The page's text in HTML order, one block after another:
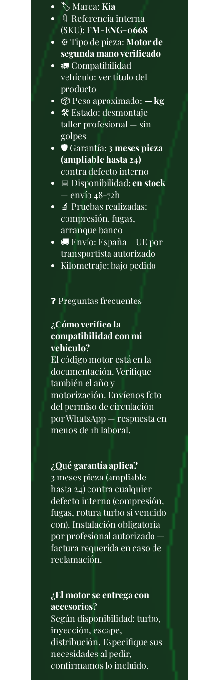
🏷️ Marca: Kia
🔖 Referencia interna
(SKU): FM-ENG-0668
⚙️ Tipo de pieza: Motor de
segunda mano verificado
🚛 Compatibilidad
vehículo: ver título del
producto
📦 Peso aproximado: — kg
🛠 Estado: desmontaje
taller profesional — sin
golpes
🛡️ Garantía: 3 meses pieza
(ampliable hasta 24)
contra defecto interno
📅 Disponibilidad: en stock
— envío 48-72h
🔬 Pruebas realizadas:
compresión, fugas,
arranque banco
🚚 Envío: España + UE por
transportista autorizado
Kilometraje: bajo pedido
❓ Preguntas frecuentes
¿Cómo verifico la
compatibilidad con mi
vehículo?
El código motor está en la
documentación. Verifique
también el año y
motorización. Envíenos foto
del permiso de circulación
por WhatsApp — respuesta en
menos de 1h laboral.
¿Qué garantía aplica?
3 meses pieza (ampliable
hasta 24) contra cualquier
defecto interno (compresión,
fugas, rotura turbo si vendido
con). Instalación obligatoria
por profesional autorizado —
factura requerida en caso de
reclamación.
¿El motor se entrega con
accesorios?
Según disponibilidad: turbo,
inyección, escape,
distribución. Especifique sus
necesidades al pedir,
confirmamos lo incluido.